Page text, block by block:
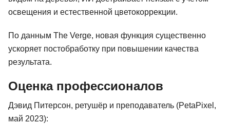
освещения и естественной цветокоррекции.
По данным The Verge, новая функция существенно
ускоряет постобработку при повышении качества
результата.
Оценка профессионалов
Дэвид Питерсон, ретушёр и преподаватель (PetaPixel,
май 2023):